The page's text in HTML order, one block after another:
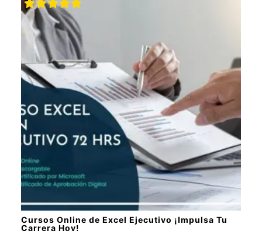
Cursos Online de Excel Ejecutivo ¡Impulsa Tu
Carrera Hoy!
Valorado
con
5.00de